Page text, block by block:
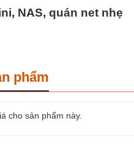
NAS, quán net nhẹ
phẩm
cho sản phẩm này.